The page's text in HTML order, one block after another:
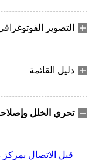
التصوير
دليل القائمة
تحري الخلل
قبل الاتصال بمركز